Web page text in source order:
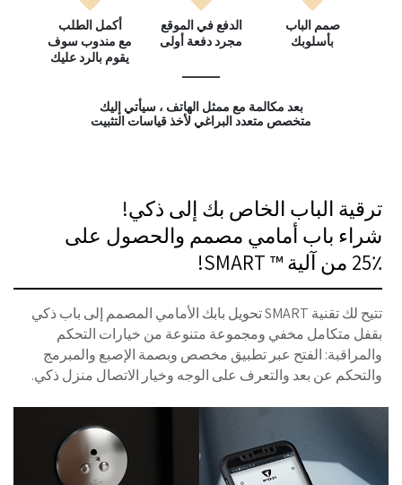
صمم الباب
بأسلوبك
الدفع في الموقع
مجرد دفعة أولى
أكمل الطلب
مع مندوب سوف
يقوم بالرد عليك
بعد مكالمة مع ممثل الهاتف ، سيأتي إليك
متخصص متعدد البراغي لأخذ قياسات التثبيت
ترقية الباب الخاص بك إلى ذكي!
شراء باب أمامي مصمم والحصول على
25٪ من آلية ™ SMART!
تتيح لك تقنية SMART تحويل بابك الأمامي المصمم إلى باب ذكي
بقفل متكامل مخفي ومجموعة متنوعة من خيارات التحكم
والمراقبة: الفتح عبر تطبيق مخصص وبصمة الإصبع والمبرمج
والتحكم عن بعد والتعرف على الوجه وخيار الاتصال منزل ذكي.